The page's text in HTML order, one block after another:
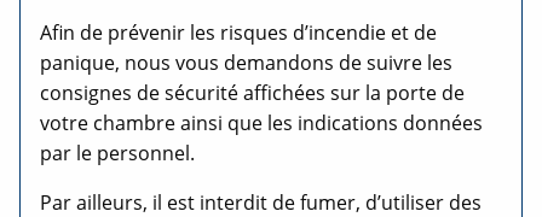
Afin de prévenir les risques d’incendie et de
panique, nous vous demandons de suivre les
consignes de sécurité affichées sur la porte de
votre chambre ainsi que les indications données
par le personnel.
Par ailleurs, il est interdit de fumer, d’utiliser des